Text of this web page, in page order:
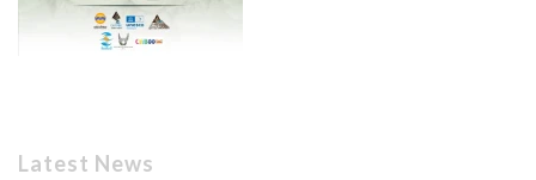
Latest News